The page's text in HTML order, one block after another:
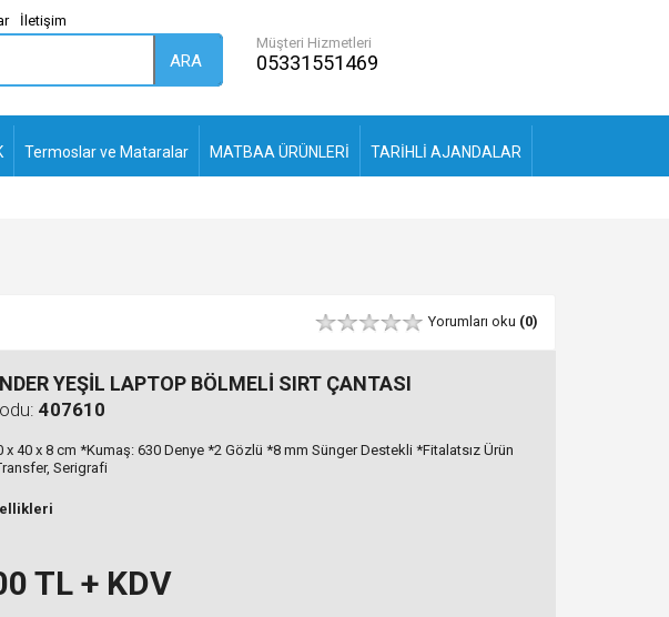
İletişim
ARA
Müşteri Hizmetleri
05331551469
Termoslar ve Mataralar MATBAA ÜRÜNLERİ TARİHLİ AJANDALAR
Yorumları oku (0)
YEŞİL LAPTOP BÖLMELİ SIRT ÇANTASI
407610
x 40 x 8 cm *Kumaş: 630 Denye *2 Gözlü *8 mm Sünger Destekli *Fitalatsız Ürün
Serigrafi
TL + KDV